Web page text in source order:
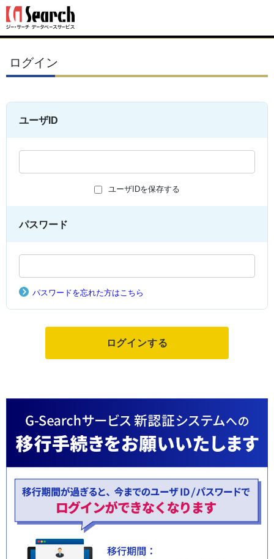
ログイン
ユーザID
ユーザIDを保存する
パスワード
パスワードを忘れた方はこちら